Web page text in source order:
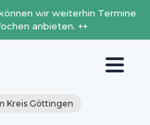
wir weiterhin Termine
anbieten. ++
Kreis Göttingen